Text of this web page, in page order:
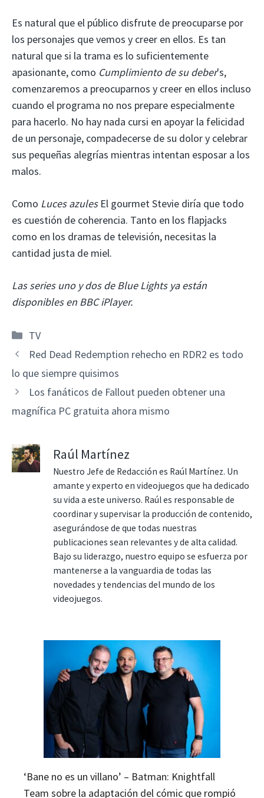
Es natural que el público disfrute de preocuparse por
los personajes que vemos y creer en ellos. Es tan
natural que si la trama es lo suficientemente
apasionante, como Cumplimiento de su deber's,
comenzaremos a preocuparnos y creer en ellos incluso
cuando el programa no nos prepare especialmente
para hacerlo. No hay nada cursi en apoyar la felicidad
de un personaje, compadecerse de su dolor y celebrar
sus pequeñas alegrías mientras intentan esposar a los
malos.
Como Luces azulesEl gourmet Stevie diría que todo
es cuestión de coherencia. Tanto en los flapjacks
como en los dramas de televisión, necesitas la
cantidad justa de miel.
Las series uno y dos de Blue Lights ya están
disponibles en BBC iPlayer.
Categorías
TV
Red Dead Redemption rehecho en RDR2 es todo
lo que siempre quisimos
Los fanáticos de Fallout pueden obtener una
magnífica PC gratuita ahora mismo
Raúl Martínez
Nuestro Jefe de Redacción es Raúl Martínez. Un
amante y experto en videojuegos que ha dedicado
su vida a este universo. Raúl es responsable de
coordinar y supervisar la producción de contenido,
asegurándose de que todas nuestras
publicaciones sean relevantes y de alta calidad.
Bajo su liderazgo, nuestro equipo se esfuerza por
mantenerse a la vanguardia de todas las
novedades y tendencias del mundo de los
videojuegos.
‘Bane no es un villano’ – Batman: Knightfall
Team sobre la adaptación del cómic que rompió